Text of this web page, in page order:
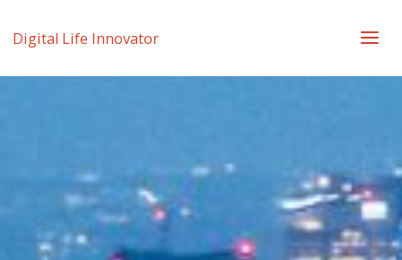
Digital Life Innovator